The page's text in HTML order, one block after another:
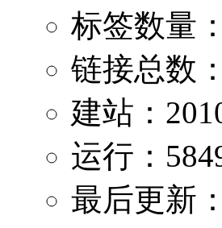
标签数量
链接总数
建站：
运行：
最后更新